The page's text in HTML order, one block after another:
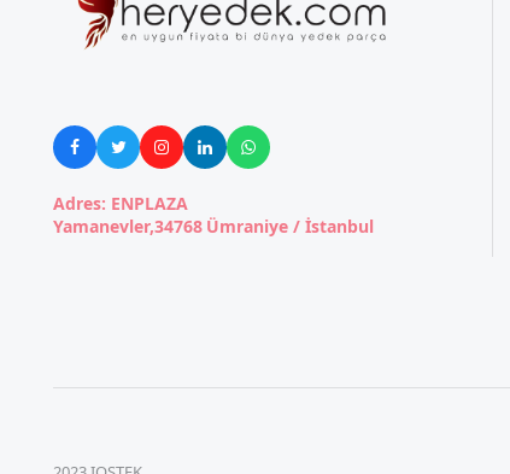
    
Adres: ENPLAZA
Yamanevler,34768 Ümraniye / İstanbul